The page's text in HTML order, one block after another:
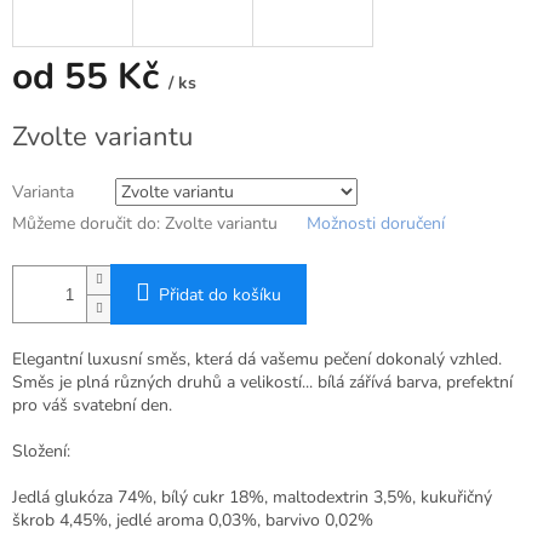
od 55 Kč / ks
cena:
Zvolte variantu
Varianta
Můžeme doručit do: Zvolte variantu Možnosti doručení
Přidat do košíku
Elegantní luxusní směs, která dá vašemu pečení dokonalý vzhled.
Směs je plná různých druhů a velikostí... bílá zářívá barva, prefektní
pro váš svatební den.
Složení:
Jedlá glukóza 74%, bílý cukr 18%, maltodextrin 3,5%, kukuřičný
škrob 4,45%, jedlé aroma 0,03%, barvivo 0,02%